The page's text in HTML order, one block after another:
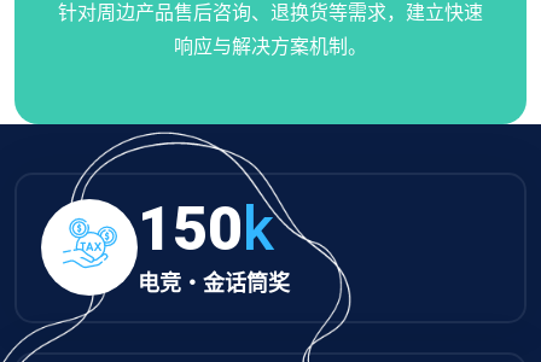
针对周边产品售后咨询、退换货等需求，建立快速
响应与解决方案机制。
150k
电竞・金话筒奖